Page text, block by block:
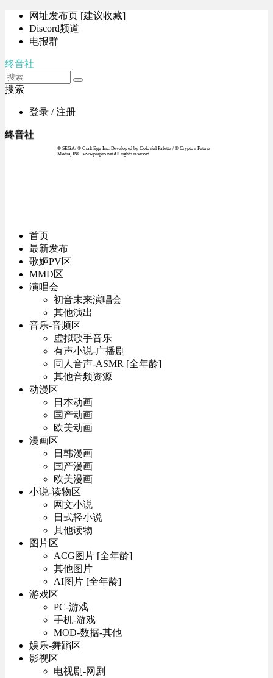
网址发布页 [建议收藏]
Discord频道
电报群
终音社
搜索
登录 / 注册
终音社
© SEGA / © Craft Egg Inc. Developed by Colorful Palette / © Crypton Future
Media, INC. www.piapro.netAll rights reserved.
首页
最新发布
歌姬PV区
MMD区
演唱会
初音未来演唱会
其他演出
音乐-音频区
虚拟歌手音乐
有声小说-广播剧
同人音声-ASMR [全年龄]
其他音频资源
动漫区
日本动画
国产动画
欧美动画
漫画区
日韩漫画
国产漫画
欧美漫画
小说-读物区
网文小说
日式轻小说
其他读物
图片区
ACG图片 [全年龄]
其他图片
AI图片 [全年龄]
游戏区
PC-游戏
手机-游戏
MOD-数据-其他
娱乐-舞蹈区
影视区
电视剧-网剧